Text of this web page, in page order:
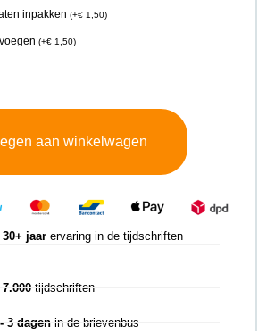
inpakken (+€ 1,50)
(+€ 1,50)
aan winkelwagen
30+ jaarervaring in de tijdschriften
7.000tijdschriften
3 dagenin de brievenbus